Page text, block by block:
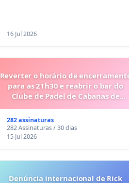
16 Jul 2026
Reverter o horário de
para as 21h30 e reabrir o bar do
Clube de Padel de Cabanas de
282 assinaturas
282 Assinaturas / 30 dias
15 Jul 2026
Denúncia internacional de Rick